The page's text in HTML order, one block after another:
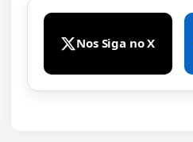
Nos Siga no X